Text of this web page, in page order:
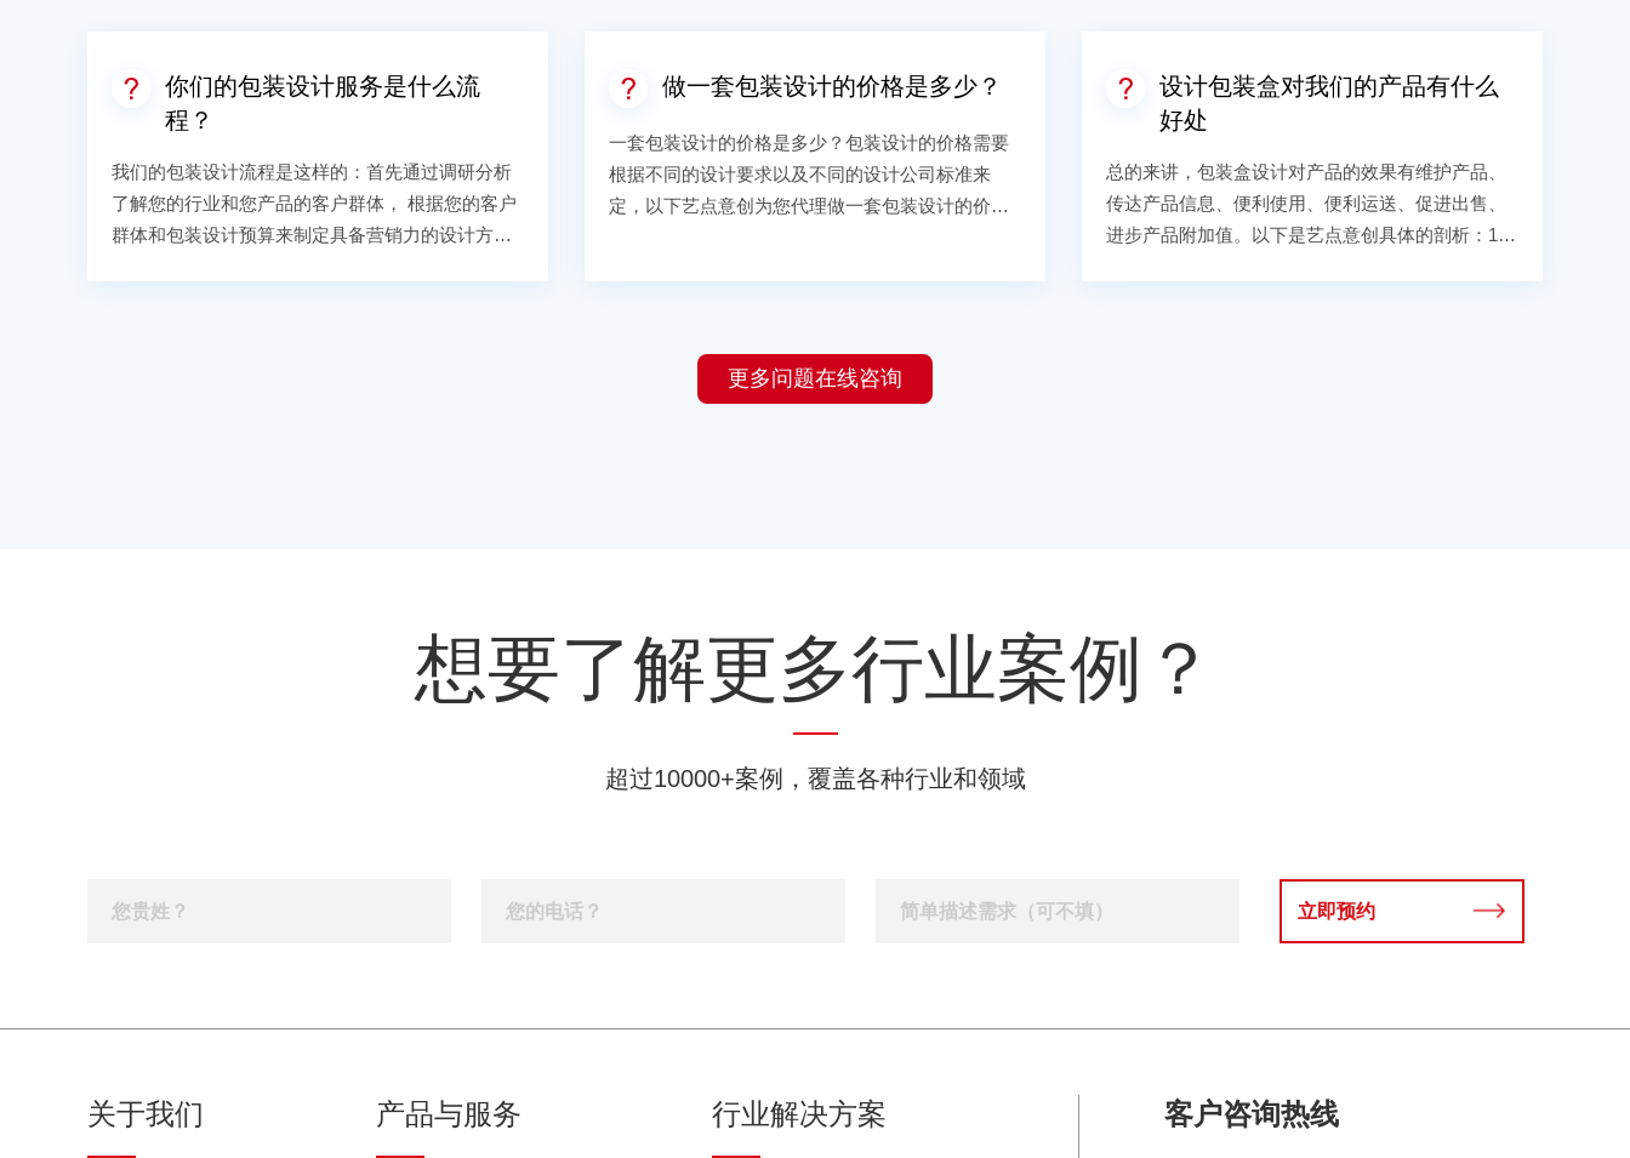
你们的包装设计服务是什么流
程？
我们的包装设计流程是这样的：首先通过调研分析
了解您的行业和您产品的客户群体， 根据您的客户
群体和包装设计预算来制定具备营销力的设计方
做一套包装设计的价格是多少？
一套包装设计的价格是多少？包装设计的价格需要
根据不同的设计要求以及不同的设计公司标准来
定，以下艺点意创为您代理做一套包装设计的价格
象，设计产业又被称为“版权产业”，知识成果的价值
应该在价格上体现出来。按照公平交易的原则并体
多公司喜欢把包装设计统一进行操作，这样既能够
让用户感觉十分方便，也可以让公司更加便捷进行
施工，显然是非常适合这个时代的做法。至于具体
需要多少钱，根据常规的一款产品包装设计来计
算，普通包装设计最终的花销大概在3000元左右。
于不同需求的用户来说，他们可以在设计公司找到
级的设计师，包装设计价格一般要收40-100万;如果
包装设计价格一般在上千到上万元。这其中也不乏
性价比高的设计公司，其实你得到的质量并不会比
设计包装盒对我们的产品有什么
好处
总的来讲，包装盒设计对产品的效果有维护产品、
传达产品信息、便利使用、便利运送、促进出售、
进步产品附加值。以下是艺点意创具体的剖析：1、
可以牢固地存放。即便于转移装卸；便利生产加
工、周转、装入、封合、贴标、堆码等；便利仓储
保管与货物、产品信息识别；便利商铺货架陈设展
更多问题在线咨询
想要了解更多行业案例？
超过10000+案例，覆盖各种行业和领域
立即预约
关于我们 产品与服务 行业解决方案 客户咨询热线